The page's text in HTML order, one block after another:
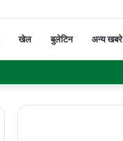
खेल बुलेटिन अन्य खबरे